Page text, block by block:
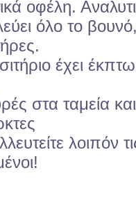
οφέλη.
όλο το
έχει
στα ταμεία
λοιπόν